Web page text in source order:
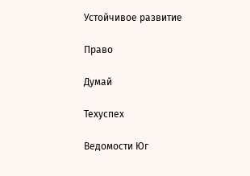
Устойчивое развитие
Право
Думай
Техуспех
Ведомости Юг